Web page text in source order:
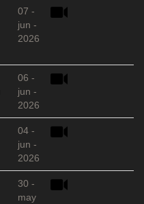
07 -
jun -
2026
06 -
jun -
2026
04 -
jun -
2026
30 -
may